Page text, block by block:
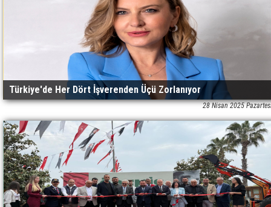
Türkiye'de Her Dört İşverenden Üçü Zorlanıyor
28 Nisan 2025